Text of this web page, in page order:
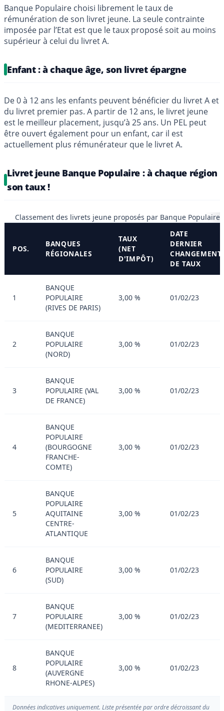
Banque Populaire choisi librement le taux de
rémunération de son livret jeune. La seule contrainte
imposée par l’Etat est que le taux proposé soit au moins
supérieur à celui du livret A.
Enfant : à chaque âge, son livret épargne
De 0 à 12 ans les enfants peuvent bénéficier du livret A et
du livret premier pas. A partir de 12 ans, le livret jeune
est le meilleur placement, jusqu’à 25 ans. Un PEL peut
être ouvert également pour un enfant, car il est
actuellement plus rémunérateur que le livret A.
Livret jeune Banque Populaire : à chaque région
son taux !
Classement des livrets jeune proposés par Banque Populaire
POS.
BANQUES
RÉGIONALES
TAUX
(NET
D'IMPÔT)
DATE
DERNIER
CHANGEMENT
DE TAUX
1
BANQUE
POPULAIRE
(RIVES DE PARIS)
3,00 % 01/02/23
2
BANQUE
POPULAIRE
(NORD)
3,00 % 01/02/23
3
BANQUE
POPULAIRE (VAL
DE FRANCE)
3,00 % 01/02/23
4
BANQUE
POPULAIRE
(BOURGOGNE
FRANCHE-
COMTE)
3,00 % 01/02/23
5
BANQUE
POPULAIRE
AQUITAINE
CENTRE-
ATLANTIQUE
3,00 % 01/02/23
6
BANQUE
POPULAIRE
(SUD)
3,00 % 01/02/23
7
BANQUE
POPULAIRE
(MEDITERRANEE)
3,00 % 01/02/23
8
BANQUE
POPULAIRE
(AUVERGNE
RHONE-ALPES)
3,00 % 01/02/23
Données indicatives uniquement. Liste présentée par ordre décroissant du